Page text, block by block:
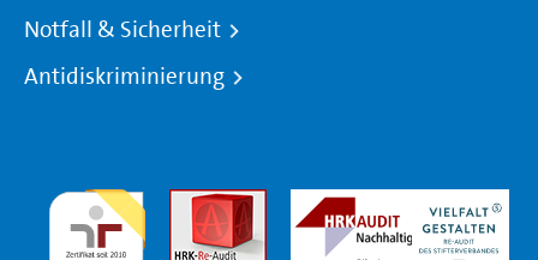
Notfall & Sicherheit
Antidiskriminierung